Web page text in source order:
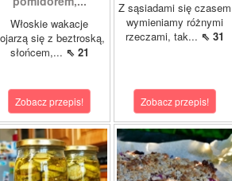
Włoskie wakacje
się z beztroską,
słońcem,... ⇖ 21
Zobacz przepis!
Z sąsiadami się czasem
wymieniamy różnymi
rzeczami, tak... ⇖ 31
Zobacz przepis!